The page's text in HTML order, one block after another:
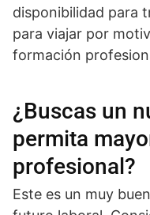
disponibilidad para
para viajar por
formación
¿Buscas un
permita
profesional?
Este es un muy